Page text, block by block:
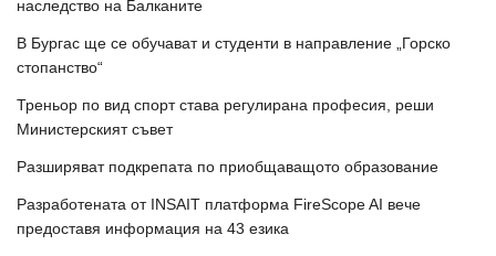
наследство на Балканите
В Бургас ще се обучават и студенти в направление „Горско
стопанство“
Треньор по вид спорт става регулирана професия, реши
Министерският съвет
Разширяват подкрепата по приобщаващото образование
Разработената от INSAIT платформа FireScope AI вече
предоставя информация на 43 езика